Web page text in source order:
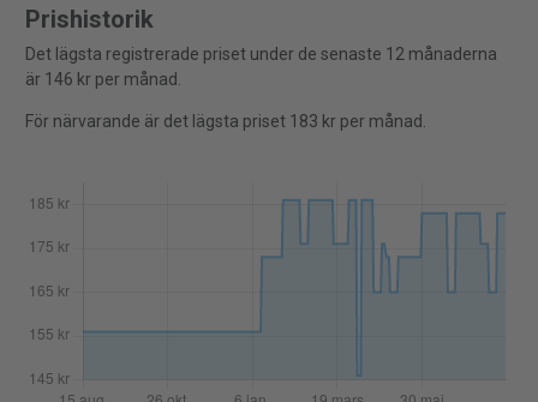
Prishistorik
Det lägsta registrerade priset under de senaste 12 månaderna
är 146 kr per månad.
För närvarande är det lägsta priset 183 kr per månad.